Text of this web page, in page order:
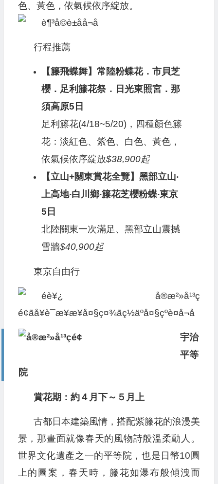
色、黃色，依氣候依序綻放。
行程推薦
【籐飛蝶舞】常陸粉蝶花．市貝芝
櫻．足利籐花祭．日光東照宮．那
須高原5日
足利籐花(4/18~5/20)，四種顏色籐
花：淡紅色、紫色、白色、黃色，
依氣候依序綻放$38,900起
【立山+關東賞花全覽】黑部立山‧
上高地‧白川鄉‧籐花芝櫻粉蝶‧東京
5日
北陸關東一次滿足、黑部立山震撼
雪牆$40,900起
東京自由行
宇治
平等
院
賞花期：約４月下～５月上
古都日本建築風情，搭配紫籐花的浪漫美
景，那畫面就像春天的風物詩般溫柔動人。
世界文化遺產之一的平等院，也是日幣10圓
上的圖案，春天時，籐花如瀑布般傾洩而